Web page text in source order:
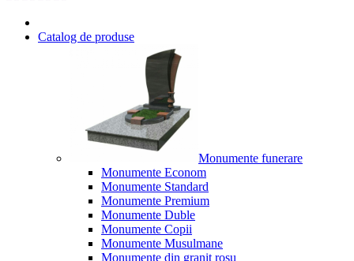
Catalog de produse
Monumente funerare
Monumente Econom
Monumente Standard
Monumente Premium
Monumente Duble
Monumente Copii
Monumente Musulmane
Monumente din granit rosu